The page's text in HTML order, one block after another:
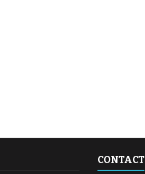
CONTACT